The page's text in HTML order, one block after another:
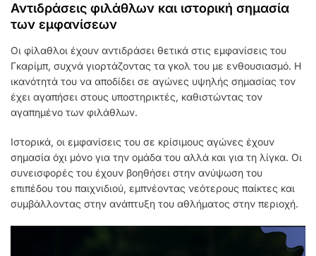
Αντιδράσεις φιλάθλων και ιστορική σημασία
των εμφανίσεων
Οι φίλαθλοι έχουν αντιδράσει θετικά στις εμφανίσεις του
Γκαρίμπ, συχνά γιορτάζοντας τα γκολ του με ενθουσιασμό. Η
ικανότητά του να αποδίδει σε αγώνες υψηλής σημασίας τον
έχει αγαπήσει στους υποστηρικτές, καθιστώντας τον
αγαπημένο των φιλάθλων.
Ιστορικά, οι εμφανίσεις του σε κρίσιμους αγώνες έχουν
σημασία όχι μόνο για την ομάδα του αλλά και για τη λίγκα. Οι
συνεισφορές του έχουν βοηθήσει στην ανύψωση του
επιπέδου του παιχνιδιού, εμπνέοντας νεότερους παίκτες και
συμβάλλοντας στην ανάπτυξη του αθλήματος στην περιοχή.